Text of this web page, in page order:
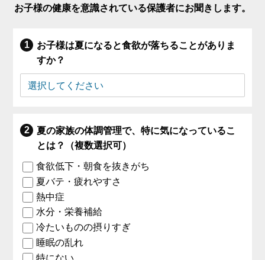
お子様の健康を意識されている保護者にお聞きします。
お子様は夏になると食欲が落ちることがありま
すか？
夏の家族の体調管理で、特に気になっているこ
とは？（複数選択可）
食欲低下・朝食を抜きがち
夏バテ・疲れやすさ
熱中症
水分・栄養補給
冷たいものの摂りすぎ
睡眠の乱れ
特にない